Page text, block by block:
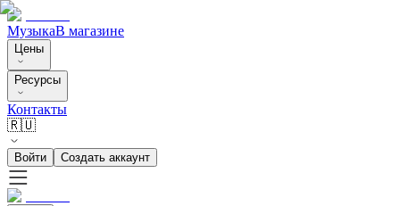
МузыкаВ магазине
Цены
Ресурсы
Контакты
🇷🇺
Войти Создать аккаунт